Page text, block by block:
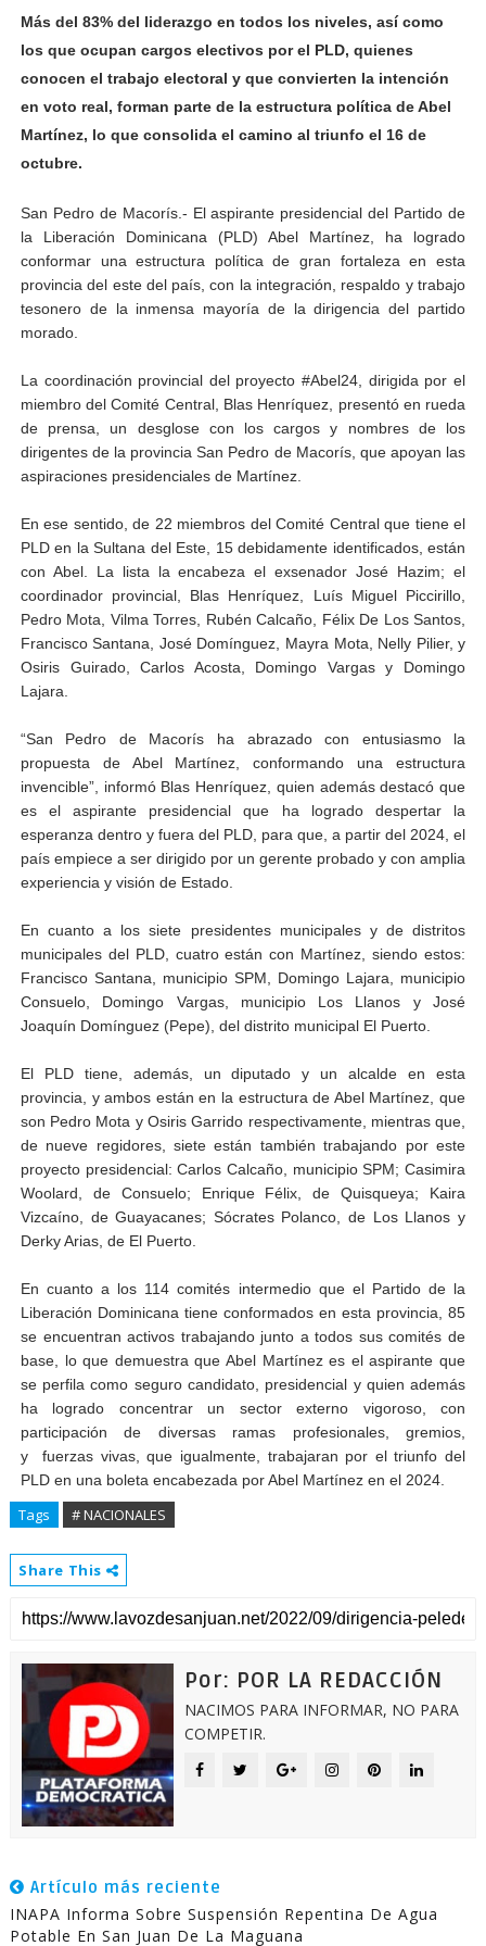
Más del 83% del liderazgo en todos los niveles, así como
los que ocupan cargos electivos por el PLD, quienes
conocen el trabajo electoral y que convierten la intención
en voto real, forman parte de la estructura política de Abel
Martínez, lo que consolida el camino al triunfo el 16 de
octubre.
San Pedro de Macorís.- El aspirante presidencial del Partido de
la Liberación Dominicana (PLD) Abel Martínez, ha logrado
conformar una estructura política de gran fortaleza en esta
provincia del este del país, con la integración, respaldo y trabajo
tesonero de la inmensa mayoría de la dirigencia del partido
morado.
La coordinación provincial del proyecto #Abel24, dirigida por el
miembro del Comité Central, Blas Henríquez, presentó en rueda
de prensa, un desglose con los cargos y nombres de los
dirigentes de la provincia San Pedro de Macorís, que apoyan las
aspiraciones presidenciales de Martínez.
En ese sentido, de 22 miembros del Comité Central que tiene el
PLD en la Sultana del Este, 15 debidamente identificados, están
con Abel. La lista la encabeza el exsenador José Hazim; el
coordinador provincial, Blas Henríquez, Luís Miguel Piccirillo,
Pedro Mota, Vilma Torres, Rubén Calcaño, Félix De Los Santos,
Francisco Santana, José Domínguez, Mayra Mota, Nelly Pilier, y
Osiris Guirado, Carlos Acosta, Domingo Vargas y Domingo
Lajara.
“San Pedro de Macorís ha abrazado con entusiasmo la
propuesta de Abel Martínez, conformando una estructura
invencible”, informó Blas Henríquez, quien además destacó que
es el aspirante presidencial que ha logrado despertar la
esperanza dentro y fuera del PLD, para que, a partir del 2024, el
país empiece a ser dirigido por un gerente probado y con amplia
experiencia y visión de Estado.
En cuanto a los siete presidentes municipales y de distritos
municipales del PLD, cuatro están con Martínez, siendo estos:
Francisco Santana, municipio SPM, Domingo Lajara, municipio
Consuelo, Domingo Vargas, municipio Los Llanos y José
Joaquín Domínguez (Pepe), del distrito municipal El Puerto.
El PLD tiene, además, un diputado y un alcalde en esta
provincia, y ambos están en la estructura de Abel Martínez, que
son Pedro Mota y Osiris Garrido respectivamente, mientras que,
de nueve regidores, siete están también trabajando por este
proyecto presidencial: Carlos Calcaño, municipio SPM; Casimira
Woolard, de Consuelo; Enrique Félix, de Quisqueya; Kaira
Vizcaíno, de Guayacanes; Sócrates Polanco, de Los Llanos y
Derky Arias, de El Puerto.
En cuanto a los 114 comités intermedio que el Partido de la
Liberación Dominicana tiene conformados en esta provincia, 85
se encuentran activos trabajando junto a todos sus comités de
base, lo que demuestra que Abel Martínez es el aspirante que
se perfila como seguro candidato, presidencial y quien además
ha logrado concentrar un sector externo vigoroso, con
participación de diversas ramas profesionales, gremios,
y
fuerzas vivas, que igualmente, trabajaran por el triunfo del
PLD en una boleta encabezada por Abel Martínez en el 2024.
Tags # NACIONALES
Share This
Por: POR LA REDACCIÓN
NACIMOS PARA INFORMAR, NO PARA
COMPETIR.
Artículo más reciente
INAPA Informa Sobre Suspensión Repentina De Agua
Potable En San Juan De La Maguana